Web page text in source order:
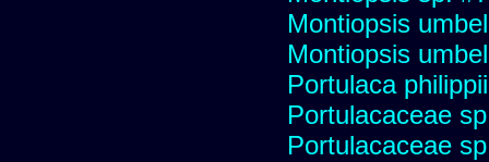
Montiopsis
Montiopsis
Portulaca philippii
Portulacaceae
Portulacaceae